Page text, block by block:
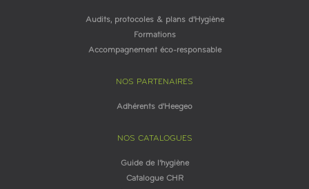
Audits, protocoles & plans d'Hygiène
Formations
Accompagnement éco-responsable
NOS PARTENAIRES
Adhérents d'Heegeo
NOS CATALOGUES
Guide de l'hygiène
Catalogue CHR